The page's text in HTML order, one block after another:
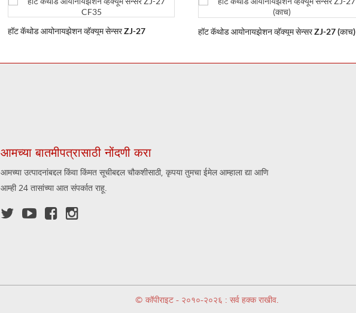
हॉट कॅथोड आयोनायझेशन व्हॅक्यूम सेन्सर ZJ-27
हॉट कॅथोड आयोनायझेशन व्हॅक्यूम सेन्सर ZJ-27 (काच)
आमच्या बातमीपत्रासाठी नोंदणी करा
आमच्या उत्पादनांबद्दल किंवा किंमत सूचीबद्दल चौकशीसाठी, कृपया तुमचा ईमेल आम्हाला द्या आणि
आम्ही 24 तासांच्या आत संपर्कात राहू.
   
© कॉपीराइट - २०१०-२०२६ : सर्व हक्क राखीव.